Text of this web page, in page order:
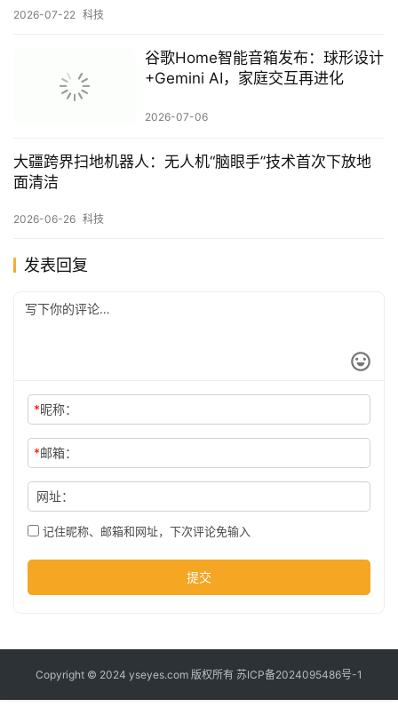
2026-07-22 科技
谷歌Home智能音箱发布：球形设计
+Gemini AI，家庭交互再进化
2026-07-06
大疆跨界扫地机器人：无人机“脑眼手”技术首次下放地
面清洁
2026-06-26 科技
发表回复
*昵称：
*邮箱：
网址：
记住昵称、邮箱和网址，下次评论免输入
提交
Copyright © 2024 yseyes.com 版权所有 苏ICP备2024095486号-1